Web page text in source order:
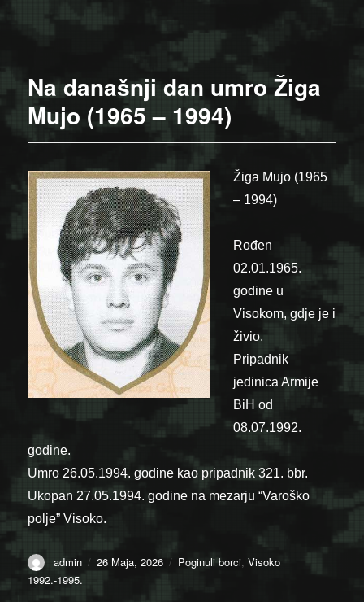
Na današnji dan umro Žiga
Mujo (1965 – 1994)
Žiga Mujo (1965
– 1994)
Rođen
02.01.1965.
godine u
Visokom, gdje je i
živio.
Pripadnik
jedinica Armije
BiH od
08.07.1992.
godine.
Umro 26.05.1994. godine kao pripadnik 321. bbr.
Ukopan 27.05.1994. godine na mezarju “Varoško
polje” Visoko.
Author
admin
Posted
26 Maja, 2026 Categories
Poginuli borci,Visoko
1992.-1995.